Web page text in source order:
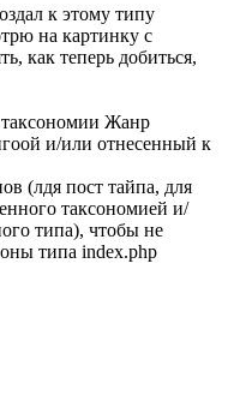
к этому типу
на картинку с
как теперь добиться,
таксономии Жанр
и/или отнесенный к
(лдя пост тайпа, для
таксономией и/
типа), чтобы не
типа index.php